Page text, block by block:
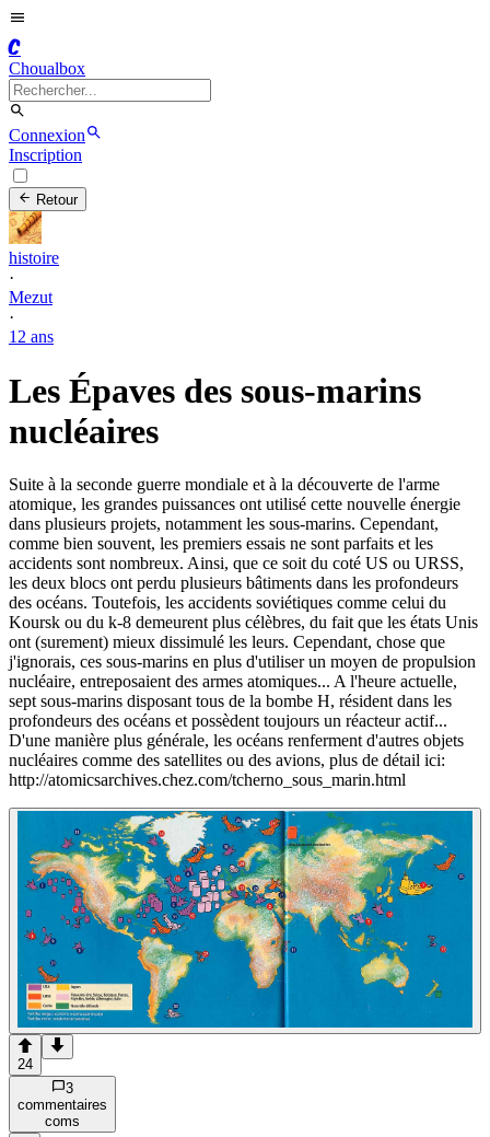
C
Choualbox
Connexion
Inscription
Retour
histoire
·
Mezut
·
12 ans
Les Épaves des sous-marins
nucléaires
Suite à la seconde guerre mondiale et à la découverte de l'arme
atomique, les grandes puissances ont utilisé cette nouvelle énergie
dans plusieurs projets, notamment les sous-marins. Cependant,
comme bien souvent, les premiers essais ne sont parfaits et les
accidents sont nombreux. Ainsi, que ce soit du coté US ou URSS,
les deux blocs ont perdu plusieurs bâtiments dans les profondeurs
des océans. Toutefois, les accidents soviétiques comme celui du
Koursk ou du k-8 demeurent plus célèbres, du fait que les états Unis
ont (surement) mieux dissimulé les leurs. Cependant, chose que
j'ignorais, ces sous-marins en plus d'utiliser un moyen de propulsion
nucléaire, entreposaient des armes atomiques... A l'heure actuelle,
sept sous-marins disposant tous de la bombe H, résident dans les
profondeurs des océans et possèdent toujours un réacteur actif...
D'une manière plus générale, les océans renferment d'autres objets
nucléaires comme des satellites ou des avions, plus de détail ici:
http://atomicsarchives.chez.com/tcherno_sous_marin.html
24
3
commentaires
coms